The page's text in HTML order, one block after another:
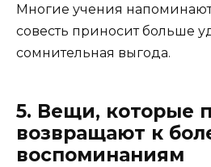
Многие учения
совесть приносит больше
сомнительная выгода.
5. Вещи, которые
возвращают к
воспоминаниям